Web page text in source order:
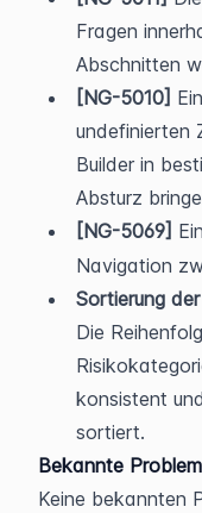
Fragen
Abschnitten
[NG-5010]
undefinierten
Builder in
Absturz
[NG-5069] Ein
Navigation
Sortierung
Die
konsistent
sortiert.
Bekannte
Keine bekannten